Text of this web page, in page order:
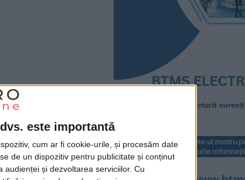
este importantă
cum ar fi cookie-urile, și procesăm date
de un dispozitiv pentru publicitate și conținut
și dezvoltarea serviciilor. Cu
este